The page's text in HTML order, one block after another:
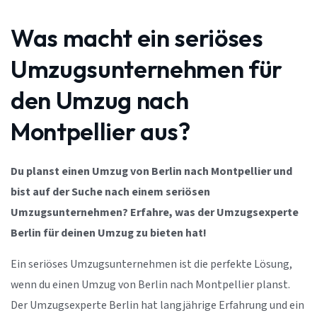
Was macht ein seriöses
Umzugsunternehmen für
den Umzug nach
Montpellier aus?
Du planst einen Umzug von Berlin nach Montpellier und
bist auf der Suche nach einem seriösen
Umzugsunternehmen? Erfahre, was der Umzugsexperte
Berlin für deinen Umzug zu bieten hat!
Ein seriöses Umzugsunternehmen ist die perfekte Lösung,
wenn du einen Umzug von Berlin nach Montpellier planst.
Der Umzugsexperte Berlin hat langjährige Erfahrung und ein